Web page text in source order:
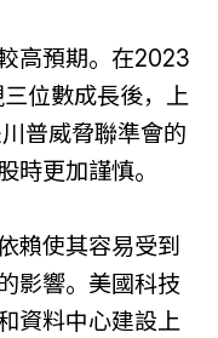
高預期。在2023
位數成長後，上
普威脅聯準會的
時更加謹慎。
賴使其容易受到
影響。美國科技
資料中心建設上